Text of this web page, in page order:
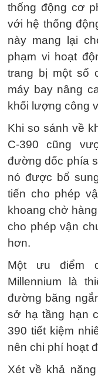
thống động cơ
với hệ thống
này mang lại
phạm vi hoạt
trang bị một số
máy bay nâng
khối lượng công
Khi so sánh về
C-390 cũng
đường dốc phía
nó được bổ
tiến cho phép
khoang chở
cho phép vận
hơn.
Một ưu điểm
Millennium là
đường băng
sở hạ tầng hạn
390 tiết kiệm
nên chi phí hoạt
Xét về khả